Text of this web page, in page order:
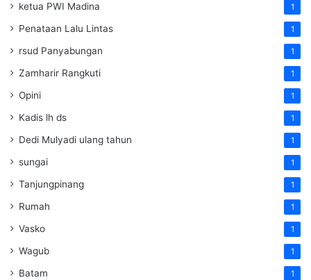
ketua PWI Madina 1
Penataan Lalu Lintas 1
rsud Panyabungan 1
Zamharir Rangkuti 1
Opini 1
Kadis lh ds 1
Dedi Mulyadi ulang tahun 1
sungai 1
Tanjungpinang 1
Rumah 1
Vasko 1
Wagub 1
Batam 1